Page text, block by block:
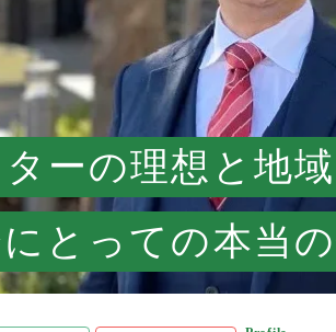
ーの理想と地
とっての本当